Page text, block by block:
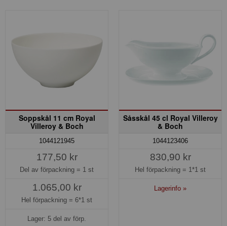
Soppskål 11 cm Royal
Villeroy & Boch
1044121945
177,50 kr
Del av förpackning = 1 st
1.065,00 kr
Hel förpackning = 6*1 st
Lager: 5 del av förp.
Såsskål 45 cl Royal Villeroy
& Boch
1044123406
830,90 kr
Hel förpackning = 1*1 st
Lagerinfo »